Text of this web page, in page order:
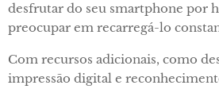
desfrutar do seu smartphone por
preocupar em recarregá-lo
Com recursos adicionais, como
impressão digital e